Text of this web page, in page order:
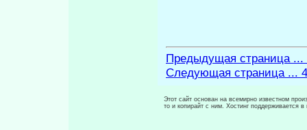
Предыдущая страница ...
Следующая страница ...
Этот сайт основан на всемирно известном
то и копирайт с ним. Хостинг поддерживается